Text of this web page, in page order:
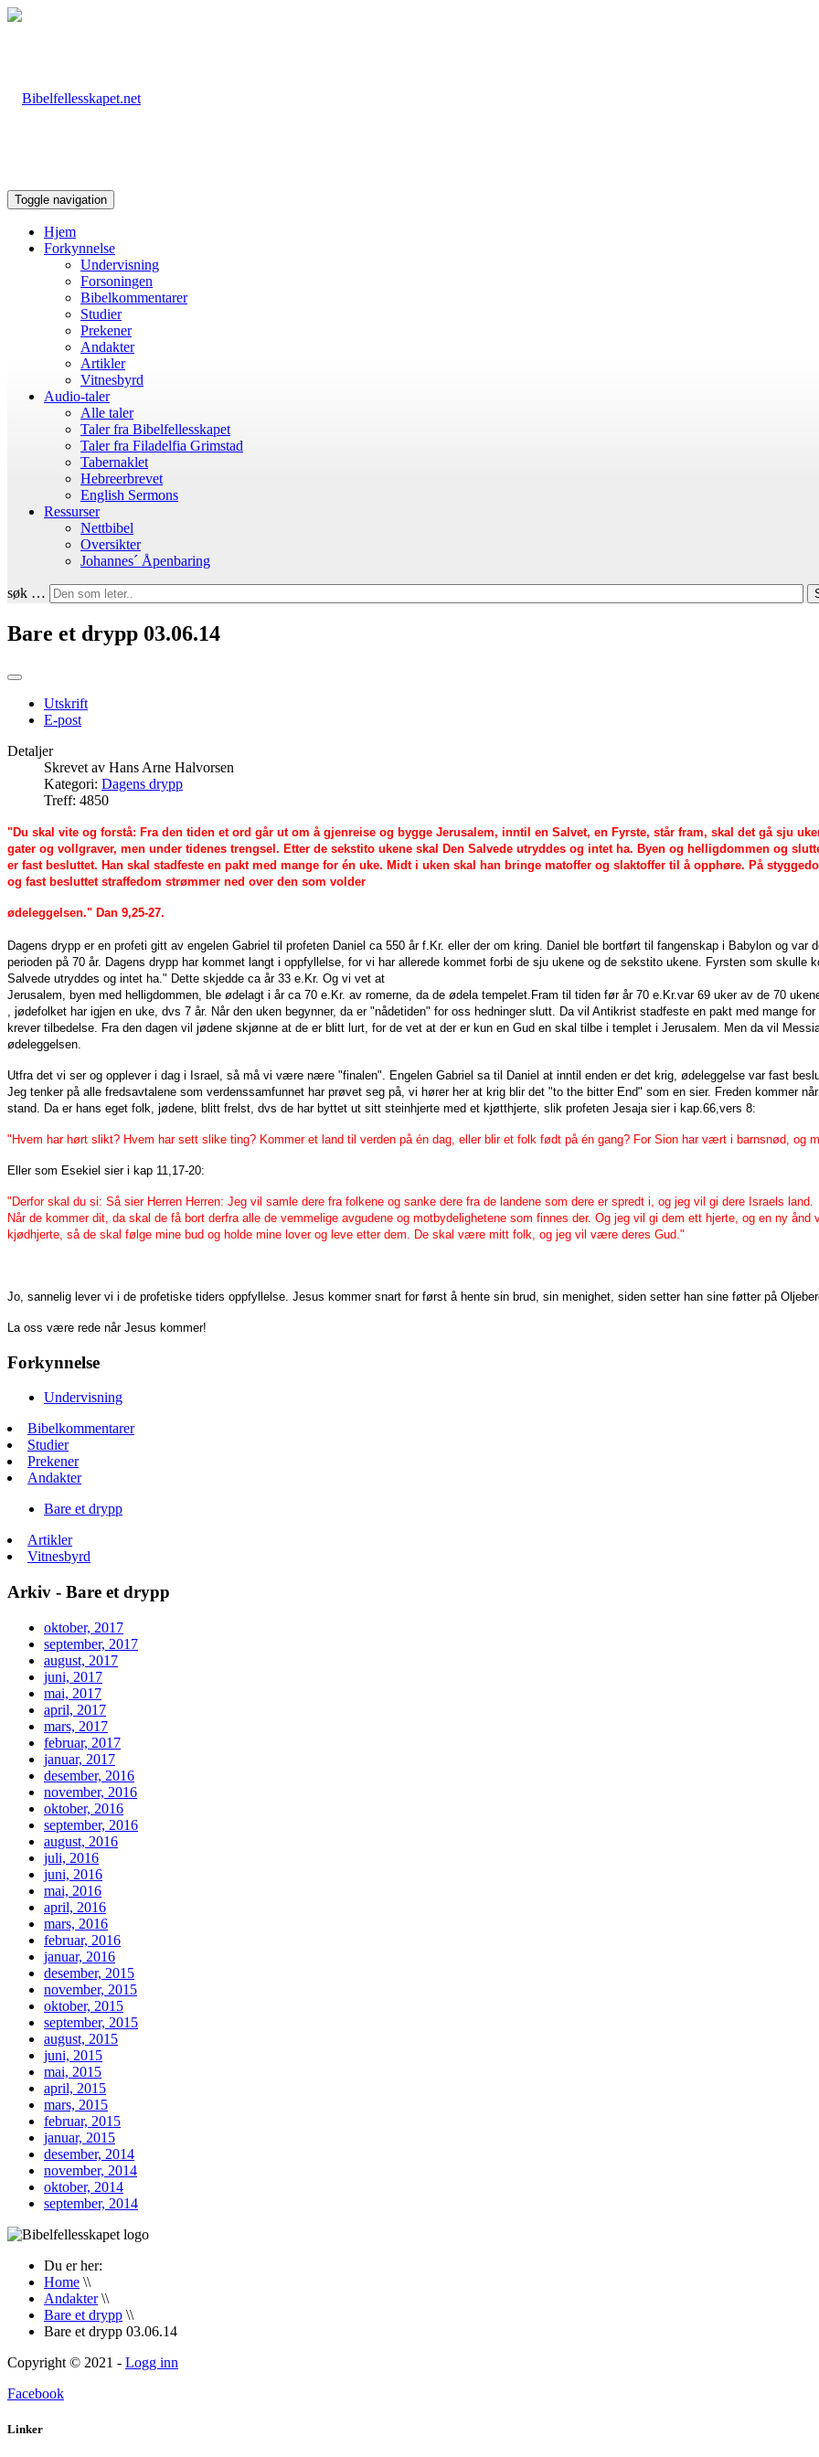
Toggle navigation
Hjem
Forkynnelse
Undervisning
Forsoningen
Bibelkommentarer
Studier
Prekener
Andakter
Artikler
Vitnesbyrd
Audio-taler
Alle taler
Taler fra Bibelfellesskapet
Taler fra Filadelfia Grimstad
Tabernaklet
Hebreerbrevet
English Sermons
Ressurser
Nettbibel
Oversikter
Johannes´ Åpenbaring
søk …
Bare et drypp 03.06.14
Utskrift
E-post
Detaljer
Skrevet av Hans Arne Halvorsen
Kategori: Dagens drypp
Treff: 4850
"Du skal vite og forstå: Fra den tiden et ord går ut om å gjenreise og bygge Jerusalem, inntil en Salvet, en Fyrste, står fram, skal det gå sju
gater og vollgraver, men under tidenes trengsel. Etter de sekstito ukene skal Den Salvede utryddes og intet ha. Byen og helligdommen og
er fast besluttet. Han skal stadfeste en pakt med mange for én uke. Midt i uken skal han bringe matoffer og slaktoffer til å opphøre. På
og fast besluttet straffedom strømmer ned over den som volder
ødeleggelsen." Dan 9,25-27.
Dagens drypp er en profeti gitt av engelen Gabriel til profeten Daniel ca 550 år f.Kr. eller der om kring. Daniel ble bortført til fangenskap i Babylon og var
perioden på 70 år. Dagens drypp har kommet langt i oppfyllelse, for vi har allerede kommet forbi de sju ukene og de sekstito ukene. Fyrsten som
Salvede utryddes og intet ha." Dette skjedde ca år 33 e.Kr. Og vi vet at
Jerusalem, byen med helligdommen, ble ødelagt i år ca 70 e.Kr. av romerne, da de ødela tempelet. Fram til tiden før år 70 e.Kr.var 69 uker av de 70
, jødefolket har igjen en uke, dvs 7 år. Når den uken begynner, da er "nådetiden" for oss hedninger slutt. Da vil Antikrist stadfeste en pakt med mange
krever tilbedelse. Fra den dagen vil jødene skjønne at de er blitt lurt, for de vet at der er kun en Gud en skal tilbe i templet i Jerusalem. Men da vil
ødeleggelsen.
Utfra det vi ser og opplever i dag i Israel, så må vi være nære "finalen". Engelen Gabriel sa til Daniel at inntil enden er det krig, ødeleggelse var fast
Jeg tenker på alle fredsavtalene som verdenssamfunnet har prøvet seg på, vi hører her at krig blir det "to the bitter End" som en sier. Freden kommer
stand. Da er hans eget folk, jødene, blitt frelst, dvs de har byttet ut sitt steinhjerte med et kjøtthjerte, slik profeten Jesaja sier i kap.66,vers 8:
"Hvem har hørt slikt? Hvem har sett slike ting? Kommer et land til verden på én dag, eller blir et folk født på én gang? For Sion har vært i barnsnød, og
Eller som Esekiel sier i kap 11,17-20:
"Derfor skal du si: Så sier Herren Herren: Jeg vil samle dere fra folkene og sanke dere fra de landene som dere er spredt i, og jeg vil gi dere Israels land.
Når de kommer dit, da skal de få bort derfra alle de vemmelige avgudene og motbydelighetene som finnes der. Og jeg vil gi dem ett hjerte, og en ny
kjødhjerte, så de skal følge mine bud og holde mine lover og leve etter dem. De skal være mitt folk, og jeg vil være deres Gud."
Jo, sannelig lever vi i de profetiske tiders oppfyllelse. Jesus kommer snart for først å hente sin brud, sin menighet, siden setter han sine føtter på
La oss være rede når Jesus kommer!
Forkynnelse
Undervisning
Bibelkommentarer
Studier
Prekener
Andakter
Bare et drypp
Artikler
Vitnesbyrd
Arkiv - Bare et drypp
oktober, 2017
september, 2017
august, 2017
juni, 2017
mai, 2017
april, 2017
mars, 2017
februar, 2017
januar, 2017
desember, 2016
november, 2016
oktober, 2016
september, 2016
august, 2016
juli, 2016
juni, 2016
mai, 2016
april, 2016
mars, 2016
februar, 2016
januar, 2016
desember, 2015
november, 2015
oktober, 2015
september, 2015
august, 2015
juni, 2015
mai, 2015
april, 2015
mars, 2015
februar, 2015
januar, 2015
desember, 2014
november, 2014
oktober, 2014
september, 2014
Du er her:
Home \\
Andakter \\
Bare et drypp \\
Bare et drypp 03.06.14
Copyright © 2021 - Logg inn
Facebook
Linker